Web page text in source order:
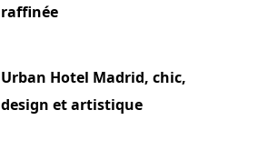
raffinée
Urban Hotel Madrid, chic,
design et artistique